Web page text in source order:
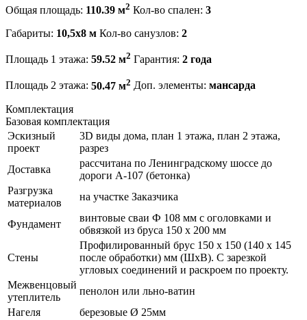
Общая площадь: 110.39 м2 Кол-во спален: 3
Габариты: 10,5х8 м Кол-во санузлов: 2
Площадь 1 этажа: 59.52 м2 Гарантия: 2 года
Площадь 2 этажа: 50.47 м2 Доп. элементы: мансарда
Комплектация
Базовая комплектация
Эскизный
проект
3D виды дома, план 1 этажа, план 2 этажа,
разрез
Доставка
рассчитана по Ленинградскому шоссе до
дороги А-107 (бетонка)
Разгрузка
материалов
на участке Заказчика
Фундамент
винтовые сваи Ф 108 мм с оголовками и
обвязкой из бруса 150 х 200 мм
Стены
Профилированный брус 150 х 150 (140 х 145
после обработки) мм (ШхВ). С зарезкой
угловых соединений и раскроем по проекту.
Межвенцовый
утеплитель
пенолон или льно-ватин
Нагеля
березовые Ø 25мм